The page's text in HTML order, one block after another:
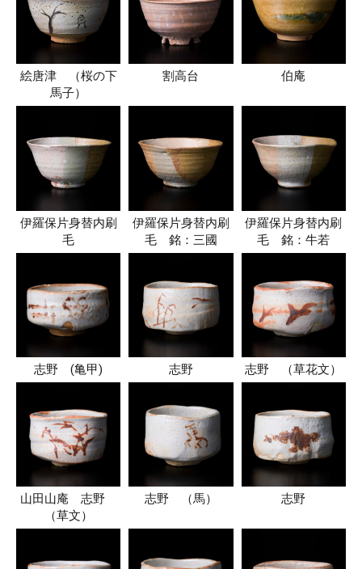
絵唐津 （桜の下
馬子）
割高台 伯庵
伊羅保片身替内刷
毛
伊羅保片身替内刷
毛 銘：三國
伊羅保片身替内刷
毛 銘：牛若
志野 (亀甲) 志野 志野 （草花文）
山田山庵 志野
（草文）
志野 （馬） 志野